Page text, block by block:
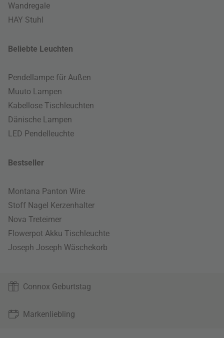
Wandregale
HAY Stuhl
Beliebte Leuchten
Pendellampe für Außen
Muuto Lampen
Kabellose Tischleuchten
Dänische Lampen
LED Pendelleuchte
Bestseller
Montana Panton Wire
Stoff Nagel Kerzenhalter
Nova Treteimer
Flowerpot Akku Tischleuchte
Joseph Joseph Wäschekorb
Connox Geburtstag
Markenliebling